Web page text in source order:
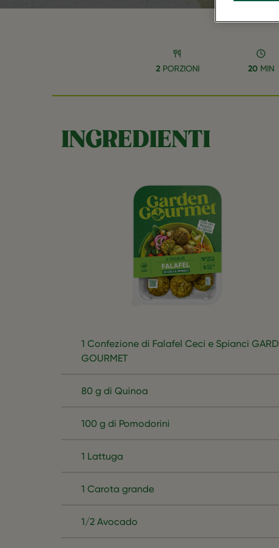
2 PORZIONI 20 MIN
INGREDIENTI
1 Confezione di Falafel Ceci e Spianci
GOURMET
80 g di Quinoa
100 g di Pomodorini
1 Lattuga
1 Carota grande
1/2 Avocado